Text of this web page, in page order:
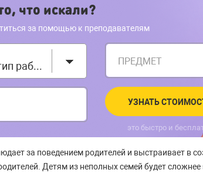
что искали?
за помощью к преподавателям
Выберите тип работы ПРЕДМЕТ
УЗНАТЬ
это быстро и
за поведением родителей и выстраивает в
Детям из неполных семей будет